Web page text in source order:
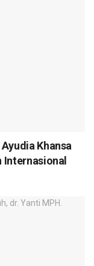
Khansa
Internasional